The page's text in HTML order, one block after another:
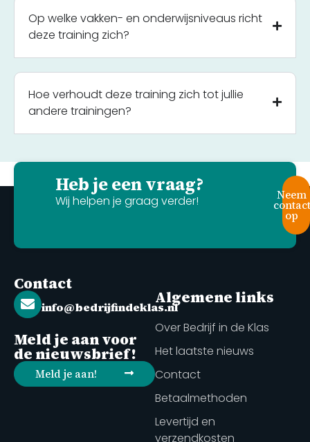
Op welke vakken- en onderwijsniveaus richt
deze training zich?
Hoe verhoudt deze training zich tot jullie
andere trainingen?
Heb je een vraag?
Wij helpen je graag verder! Neem
contact
op
Contact
info@bedrijfindeklas.nl
Meld je aan voor
de nieuwsbrief!
Meld je aan!
Algemene links
Over Bedrijf in de Klas
Het laatste nieuws
Contact
Betaalmethoden
Levertijd en
verzendkosten